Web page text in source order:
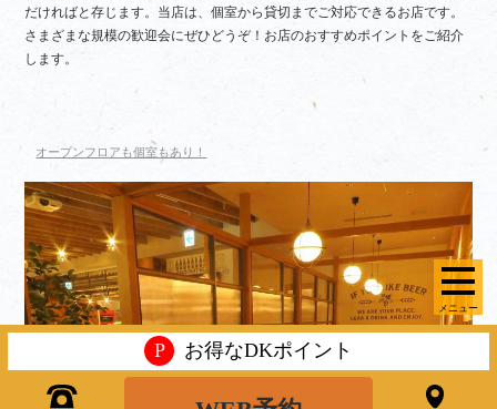
メニュー
だければと存じます。当店は、個室から貸切までご対応できるお店です。
さまざまな規模の歓迎会にぜひどうぞ！お店のおすすめポイントをご紹介
します。
オープンフロアも個室もあり！
P お得なDKポイント